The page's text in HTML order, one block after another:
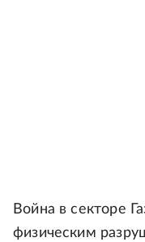
Война в секторе
физическим